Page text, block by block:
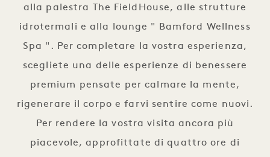
alla palestra The FieldHouse, alle strutture
idrotermali e alla lounge " Bamford Wellness
Spa ". Per completare la vostra esperienza,
scegliete una delle esperienze di benessere
premium pensate per calmare la mente,
rigenerare il corpo e farvi sentire come nuovi.
Per rendere la vostra visita ancora più
piacevole, approfittate di quattro ore di